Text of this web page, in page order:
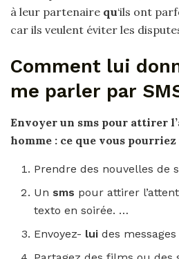
à leur partenaire qu‘ils ont
car ils veulent éviter les
Comment lui
me parler par
Envoyer un sms pour attirer
homme : ce que vous pourriez
Prendre des nouvelles de
Un sms pour attirer
texto en soirée. …
Envoyez- luides